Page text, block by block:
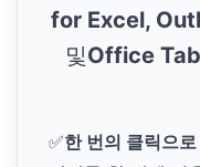
for Excel,
및Office
✅한 번의 클릭으